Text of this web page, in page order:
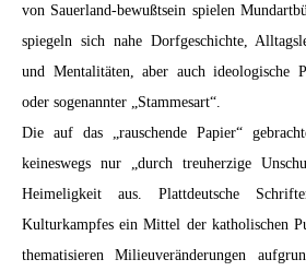
von Sauerland-bewußtsein spielen
spiegeln sich nahe Dorfgeschichte,
und Mentalitäten, aber auch ideologische
oder sogenannter „Stammesart“.
Die auf das „rauschende Papier“
keineswegs nur „durch treuherzige
Heimeligkeit aus. Plattdeutsche
Kulturkampfes ein Mittel der katholischen
thematisieren Milieuveränderungen